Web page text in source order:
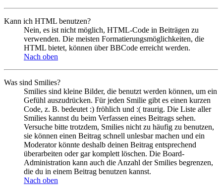
Kann ich HTML benutzen?
Nein, es ist nicht möglich, HTML-Code in Beiträgen zu
verwenden. Die meisten Formatierungsmöglichkeiten, die
HTML bietet, können über BBCode erreicht werden.
Nach oben
Was sind Smilies?
Smilies sind kleine Bilder, die benutzt werden können, um ein
Gefühl auszudrücken. Für jeden Smilie gibt es einen kurzen
Code, z. B. bedeutet :) fröhlich und :( traurig. Die Liste aller
Smilies kannst du beim Verfassen eines Beitrags sehen.
Versuche bitte trotzdem, Smilies nicht zu häufig zu benutzen,
sie können einen Beitrag schnell unlesbar machen und ein
Moderator könnte deshalb deinen Beitrag entsprechend
überarbeiten oder gar komplett löschen. Die Board-
Administration kann auch die Anzahl der Smilies begrenzen,
die du in einem Beitrag benutzen kannst.
Nach oben